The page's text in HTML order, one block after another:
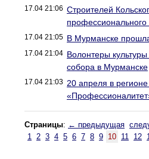
17.04 21:06 Строителей
профессионального
17.04 21:05 В Мурманске прошла
17.04 21:04 Волонтеры
собора в Мурманске
17.04 21:03 20 апреля в
Страницы: ← предыдущая
1 2 3 4 5 6 7 8 9 10 11 12